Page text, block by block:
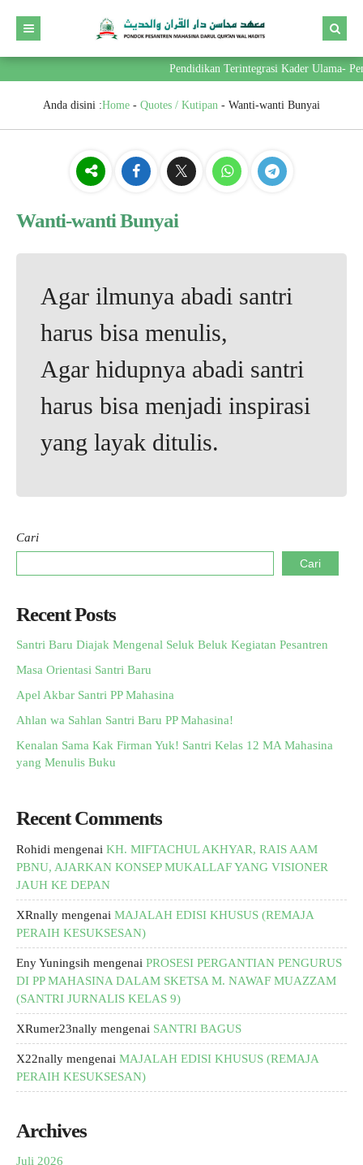
Pendidikan Terintegrasi Kader Ulama-
Anda disini :Home - Quotes / Kutipan - Wanti-wanti Bunyai
Wanti-wanti Bunyai
Agar ilmunya abadi santri
harus bisa menulis,
Agar hidupnya abadi santri
harus bisa menjadi inspirasi
yang layak ditulis.
Cari
Cari
Recent Posts
Santri Baru Diajak Mengenal Seluk Beluk Kegiatan Pesantren
Masa Orientasi Santri Baru
Apel Akbar Santri PP Mahasina
Ahlan wa Sahlan Santri Baru PP Mahasina!
Kenalan Sama Kak Firman Yuk! Santri Kelas 12 MA Mahasina
yang Menulis Buku
Recent Comments
Rohidi mengenai KH. MIFTACHUL AKHYAR, RAIS AAM
PBNU, AJARKAN KONSEP MUKALLAF YANG VISIONER
JAUH KE DEPAN
XRnally mengenai MAJALAH EDISI KHUSUS (REMAJA
PERAIH KESUKSESAN)
Eny Yuningsih mengenai PROSESI PERGANTIAN PENGURUS
DI PP MAHASINA DALAM SKETSA M. NAWAF MUAZZAM
(SANTRI JURNALIS KELAS 9)
XRumer23nally mengenai SANTRI BAGUS
X22nally mengenai MAJALAH EDISI KHUSUS (REMAJA
PERAIH KESUKSESAN)
Archives
Juli 2026